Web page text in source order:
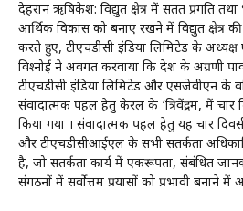
देहरादून ऋषिकेश: विद्युत क्षेत्र में सतत प्रगति
आर्थिक विकास को बनाए रखने में विद्युत क्षेत्र
करते हुए, टीएचडीसी इंडिया लिमिटेड के
विश्‍नोई ने अवगत करवाया कि देश के अग्रणी
टीएचडीसी इंडिया लिमिटेड और एसजेवीएन के
संवादात्‍मक पहल हेतु केरल के ‘त्रिवेंद्रम, में चार
किया गया । संवादात्‍मक पहल हेतु यह चार
और टीएचडीसीआईएल के सभी सतर्कता
है, जो सतर्कता कार्य में एकरूपता, संबंधित
संगठनों में सर्वोत्तम प्रयासों को प्रभावी बनाने में